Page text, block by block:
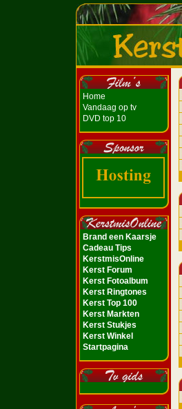
Home
Vandaag op tv
DVD top 10
Brand een Kaarsje
Cadeau Tips
KerstmisOnline
Kerst Forum
Kerst Fotoalbum
Kerst Ringtones
Kerst Top 100
Kerst Markten
Kerst Stukjes
Kerst Winkel
Startpagina